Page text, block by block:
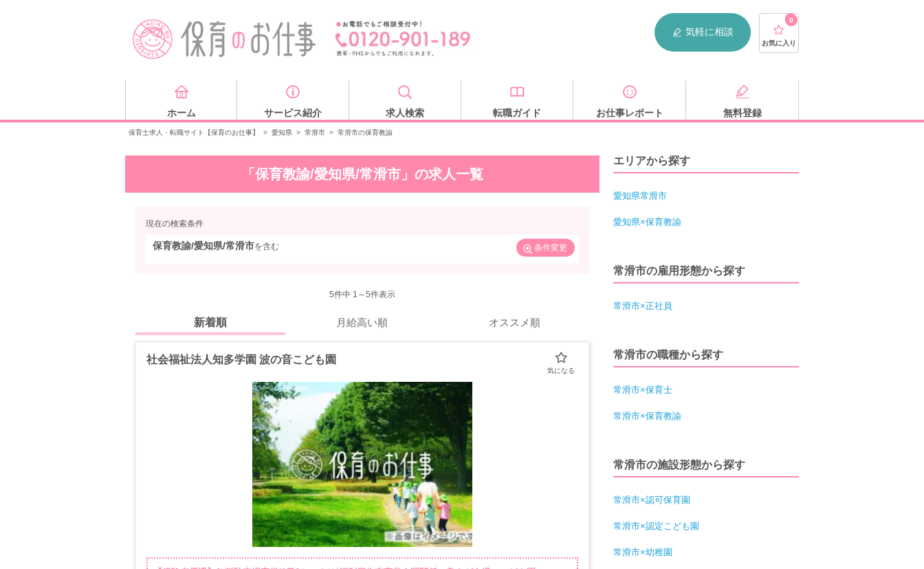
気軽に相談
0
お気に入り
ホーム サービス紹介 求人検索 転職ガイド お仕事レポート 無料登録
保育士求人・転職サイト【保育のお仕事】 > 愛知県 > 常滑市 > 常滑市の保育教諭
「保育教諭/愛知県/常滑市」の求人一覧
現在の検索条件
保育教諭/愛知県/常滑市を含む 条件変更
5件中 1～5件表示
新着順 月給高い順 オススメ順
社会福祉法人知多学園 波の音こども園
エリアから探す
愛知県常滑市
愛知県×保育教諭
常滑市の雇用形態から探す
常滑市×正社員
常滑市の職種から探す
常滑市×保育士
常滑市×保育教諭
常滑市の施設形態から探す
常滑市×認可保育園
常滑市×認定こども園
常滑市×幼稚園